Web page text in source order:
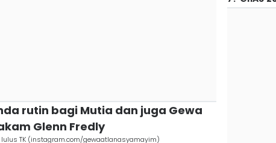
rutin bagi Mutia dan juga Gewa
Glenn Fredly
TK (instagram.com/gewaatlanasyamayim)